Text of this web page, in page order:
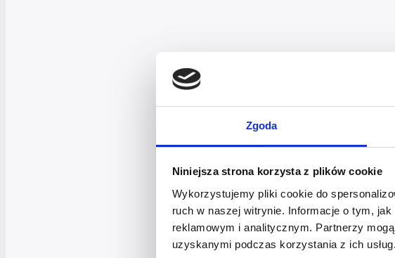
Zgoda
Niniejsza strona korzysta z plików cookie
Wykorzystujemy pliki cookie do
ruch w naszej witrynie. Informacje o tym,
reklamowym i analitycznym. Partnerzy
uzyskanymi podczas korzystania z ich usług.